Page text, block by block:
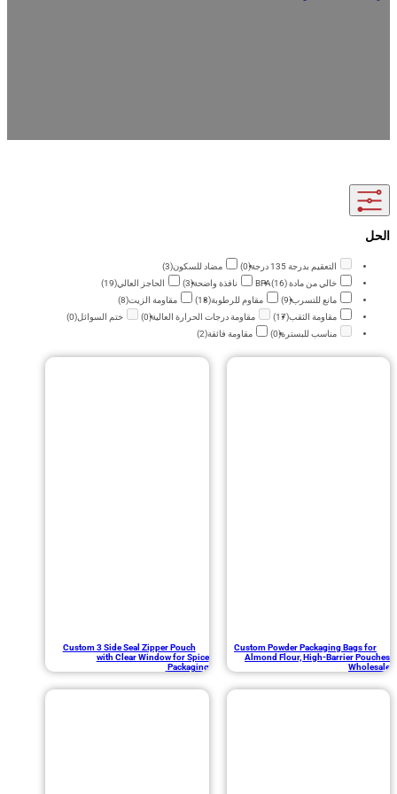
التعقيم بدرجة 135 درجة (0) مضاد للسكون(3)
خالي من مادة BPA (16) نافذة واضحة(3) الحاجز العالي(19)
مانع للتسرب(9) مقاوم للرطوبة(18) مقاومة الزيت(8)
مقاومة الثقب(17) مقاومة درجات الحرارة العالية (0) ختم السوائل(0)
مناسب للبسترة(0) مقاومة فائقة(2)
Custom Powder Packaging
Almond Flour, High-Barrier
Custom 3 Side Seal Zipper Pouch
with Clear Window for Spice
Packaging